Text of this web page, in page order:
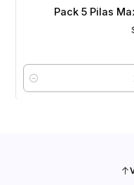
Pack 5 Pilas
Cantidad